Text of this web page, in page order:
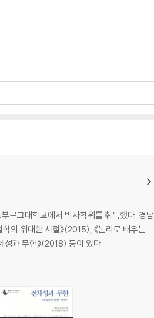
르그대학교에서 박사학위를 취득했다. 경남
의 위대한 시절》(2015), 《논리로 배우는
성과 무한》(2018) 등이 있다.